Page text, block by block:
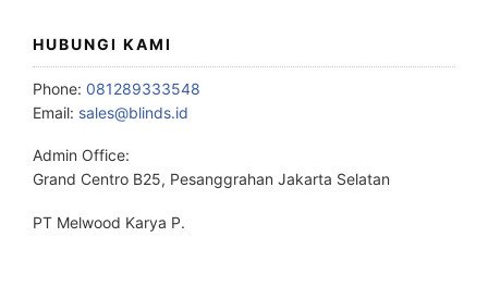
HUBUNGI KAMI
Phone: 081289333548
Email: sales@blinds.id
Admin Office:
Grand Centro B25, Pesanggrahan Jakarta Selatan
PT Melwood Karya P.